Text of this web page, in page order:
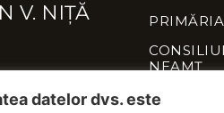
datelor dvs. este
V. NIȚĂ
NEAMȚ